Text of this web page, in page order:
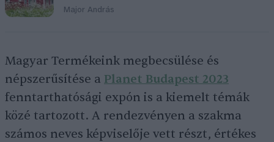
Major András
Magyar Termékeink megbecsülése és
népszerűsítése a Planet Budapest 2023
fenntarthatósági expón is a kiemelt témák
közé tartozott. A rendezvényen a szakma
számos neves képviselője vett részt, értékes